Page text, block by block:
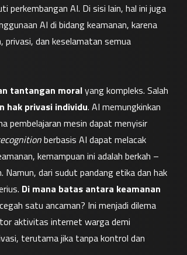
perkembangan AI. Di sisi lain, hal ini juga
AI di bidang keamanan, karena
dan keselamatan semua
tantangan moral yang kompleks. Salah
hak privasi individu. AI memungkinkan
pembelajaran mesin dapat menyisir
berbasis AI dapat melacak
kemampuan ini adalah berkah –
dari sudut pandang etika dan hak
Di mana batas antara keamanan
satu ancaman? Ini menjadi dilema
aktivitas internet warga demi
terutama jika tanpa kontrol dan